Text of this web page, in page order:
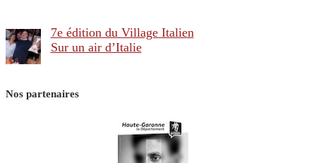
7e édition du Village Italien
Sur un air d’Italie
Nos partenaires